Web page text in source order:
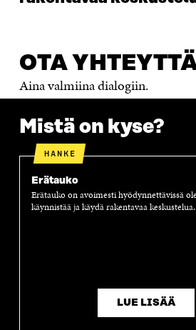
OTA
Aina valmiina dialogiin.
Mistä on kyse?
HANKE
Erätauko
Erätauko on avoimesti hyödynnettävissä
käynnistää ja käydä rakentavaa keskustelua.
LUE LISÄÄ